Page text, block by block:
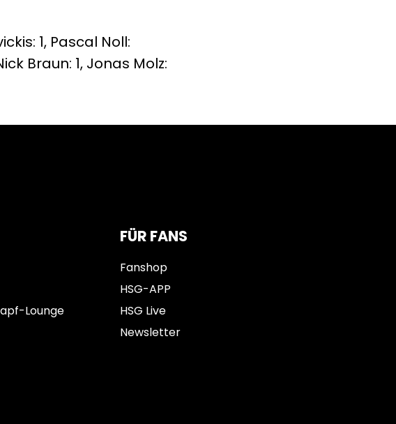
1, Pascal Noll:
Braun: 1, Jonas Molz:
Lounge
FÜR FANS
Fanshop
HSG-APP
HSG Live
Newsletter